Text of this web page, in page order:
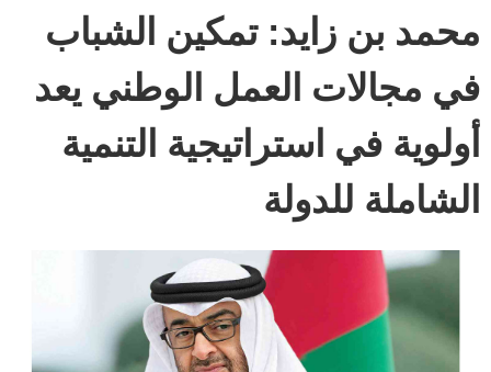
محمد بن زايد: تمكين الشباب
في مجالات العمل الوطني يعد
أولوية في استراتيجية التنمية
الشاملة للدولة